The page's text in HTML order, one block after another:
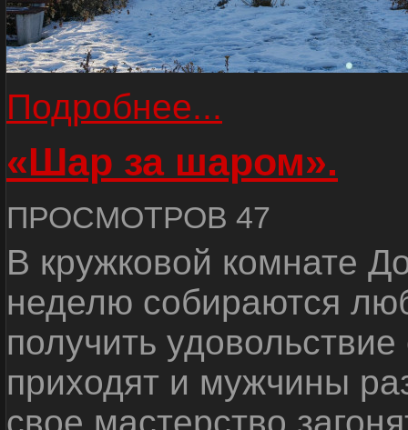
Подробнее...
«Шар за шаром».
ПРОСМОТРОВ 47
В кружковой комнате
неделю собираются
получить
приходят и мужчины